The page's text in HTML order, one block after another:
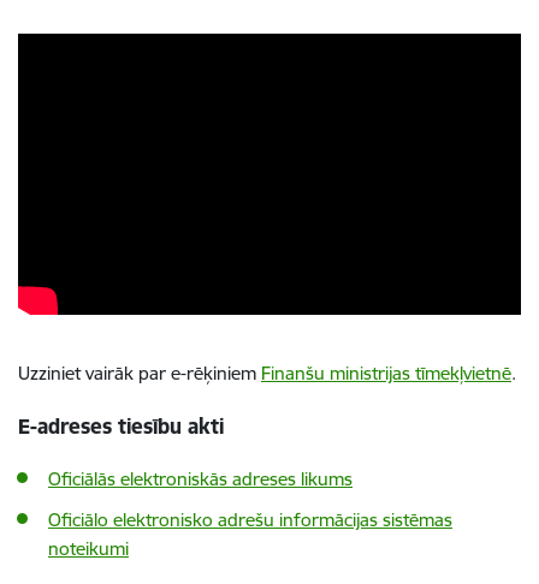
Uzziniet vairāk par e-rēķiniem Finanšu ministrijas tīmekļvietnē.
E-adreses tiesību akti
Oficiālās elektroniskās adreses likums
Oficiālo elektronisko adrešu informācijas sistēmas
noteikumi